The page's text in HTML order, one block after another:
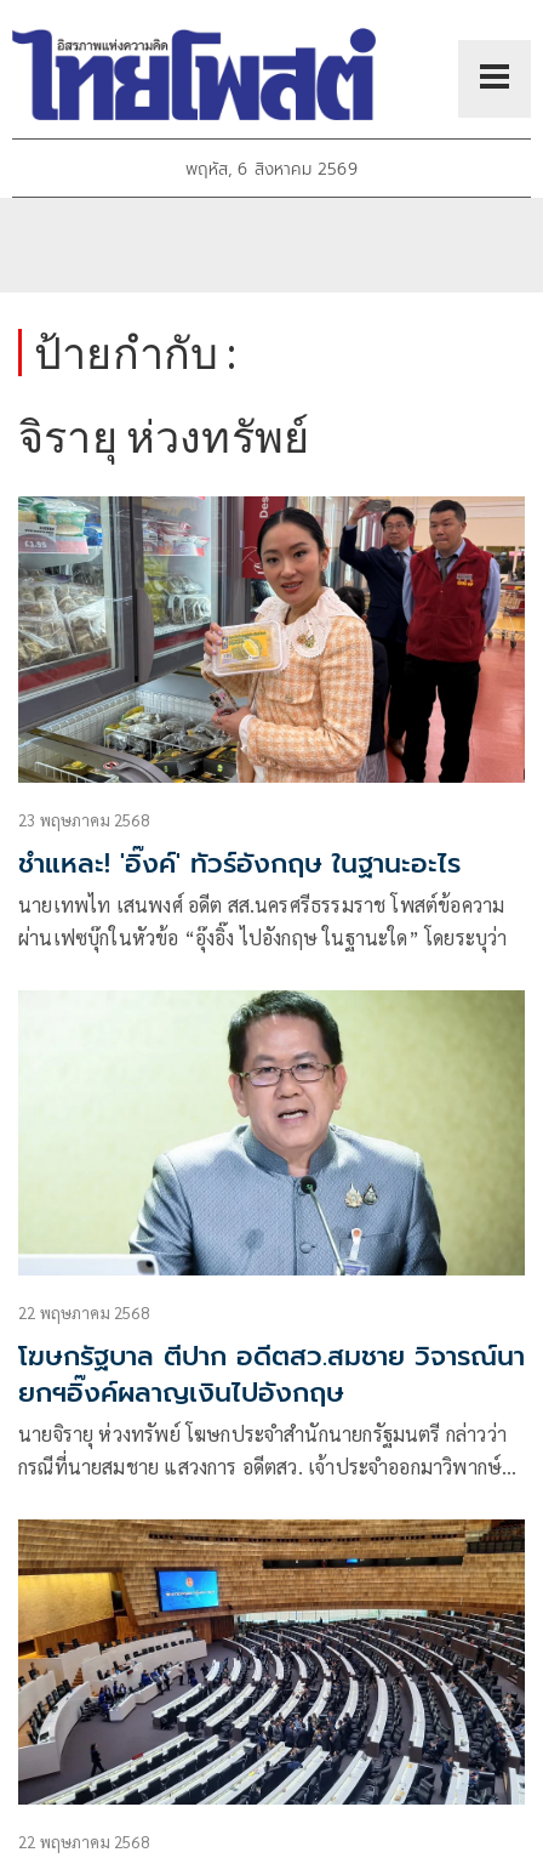
พฤหัส, 6 สิงหาคม 2569
ป้ายกำกับ :
จิรายุ ห่วงทรัพย์
23 พฤษภาคม 2568
ชำแหละ! 'อิ๊งค์' ทัวร์อังกฤษ ในฐานะอะไร
นายเทพไท เสนพงศ์ อดีต สส.นครศรีธรรมราช โพสต์ข้อความ
ผ่านเฟซบุ๊กในหัวข้อ “อุ๊งอิ๊ง ไปอังกฤษ ในฐานะใด” โดยระบุว่า
22 พฤษภาคม 2568
โฆษกรัฐบาล ตีปาก อดีตสว.สมชาย วิจารณ์นา
ยกฯอิ๊งค์ผลาญเงินไปอังกฤษ
นายจิรายุ ห่วงทรัพย์ โฆษกประจำสำนักนายกรัฐมนตรี กล่าวว่า
กรณีที่นายสมชาย แสวงการ อดีตสว. เจ้าประจำออกมาวิพากษ์
รัฐมนตรีอังกฤษและไม่มีการเชิญสื่อมวลชนไปนั้น
22 พฤษภาคม 2568